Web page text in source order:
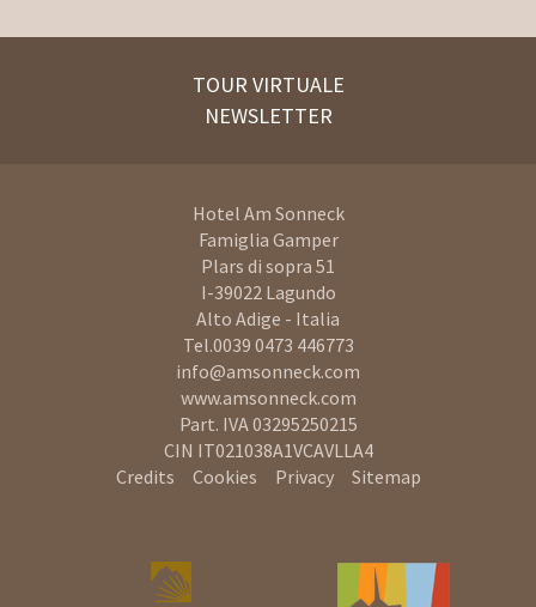
TOUR VIRTUALE
NEWSLETTER
Hotel Am Sonneck
Famiglia Gamper
Plars di sopra 51
I-39022 Lagundo
Alto Adige - Italia
Tel.0039 0473 446773
info@amsonneck.com
www.amsonneck.com
Part. IVA 03295250215
CIN IT021038A1VCAVLLA4
Credits
Cookies Privacy Sitemap